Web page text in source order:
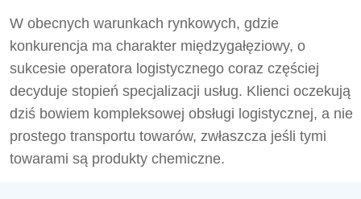
W obecnych warunkach rynkowych, gdzie
konkurencja ma charakter międzygałęziowy, o
sukcesie operatora logistycznego coraz częściej
decyduje stopień specjalizacji usług. Klienci oczekują
dziś bowiem kompleksowej obsługi logistycznej, a nie
prostego transportu towarów, zwłaszcza jeśli tymi
towarami są produkty chemiczne.